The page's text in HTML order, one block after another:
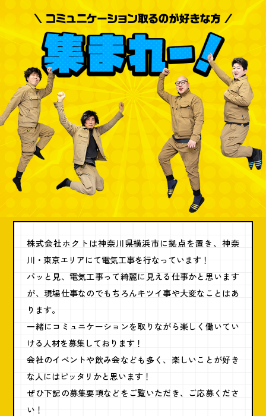
株式会社ホクトは神奈川県横浜市に拠点を置き、神奈
川・東京エリアにて電気工事を行なっています！
パッと見、電気工事って綺麗に見える仕事かと思います
が、現場仕事なのでもちろんキツイ事や大変なことはあ
ります。
一緒にコミュニケーションを取りながら楽しく働いてい
ける人材を募集しております！
会社のイベントや飲み会なども多く、楽しいことが好き
な人にはピッタリかと思います！
ぜひ下記の募集要項などをご覧いただき、ご応募くださ
い！